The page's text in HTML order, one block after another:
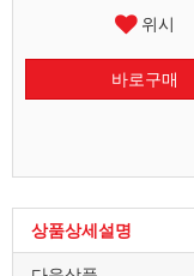
위시
상품상세설명